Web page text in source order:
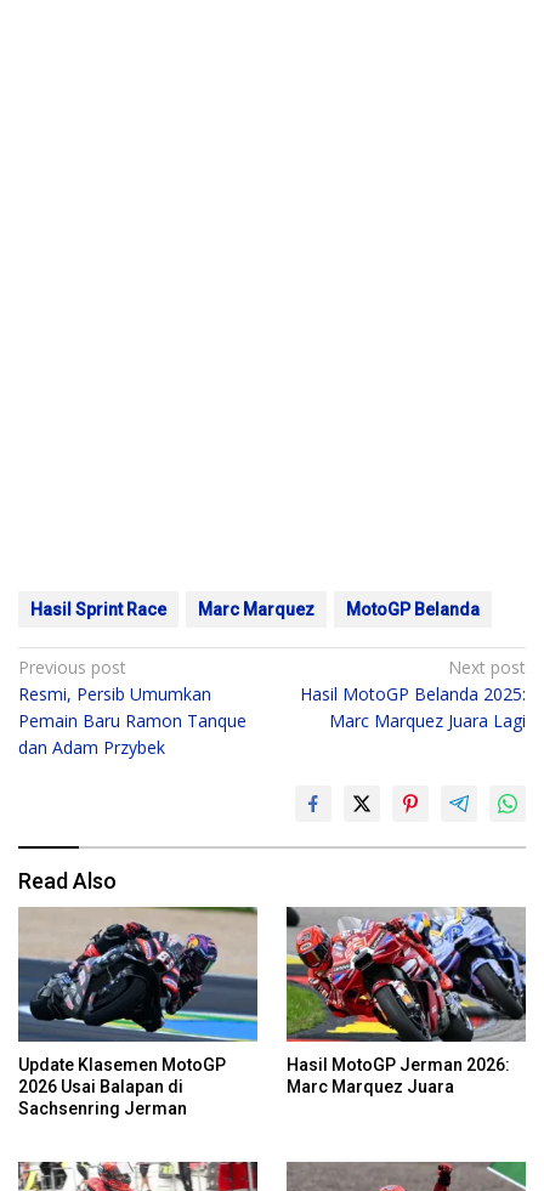
Hasil Sprint Race Marc Marquez MotoGP Belanda
Post
navigation
Previous post
Resmi, Persib Umumkan
Pemain Baru Ramon Tanque
dan Adam Przybek
Next post
Hasil MotoGP Belanda 2025:
Marc Marquez Juara Lagi
Read Also
Update Klasemen MotoGP
2026 Usai Balapan di
Sachsenring Jerman
Hasil MotoGP Jerman 2026:
Marc Marquez Juara